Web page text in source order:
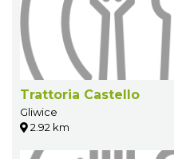
Trattoria Castello
Gliwice
2.92 km